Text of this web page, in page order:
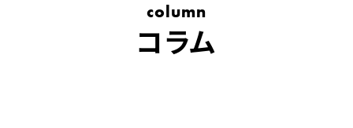
column
コラム